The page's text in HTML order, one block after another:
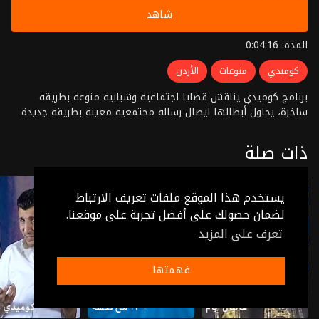
يستخدم هذا الموقع ملفات تعريف الارتباط
لضمان حصولك على أفضل تجربة على موقعنا.
تعرف على المزيد
فهمتها
شاهد
المدة: 0:04:16
كوميدي منوعات الأردن
برنامج كوميدي يناقش قضايا اجتماعية وشبابية منوعة بطريقة
ساخرة، يحاول أبطالها ايصال رسالة مجتمعية معينة بطريقة جديدة
ذات صلة